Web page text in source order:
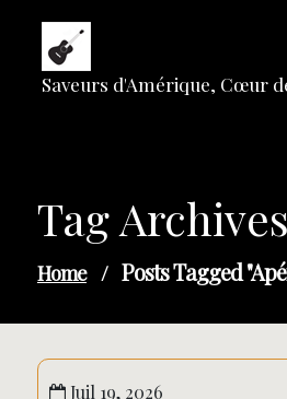
content
Saveurs d'Amérique, Cœur
Tag
Home / Posts Tagged
Juil 19, 2026